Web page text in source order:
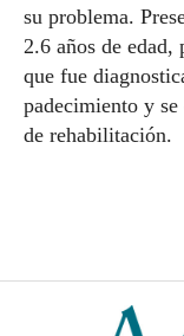
su problema.
2.6 años de edad,
que fue
padecimiento y
de rehabilitación.